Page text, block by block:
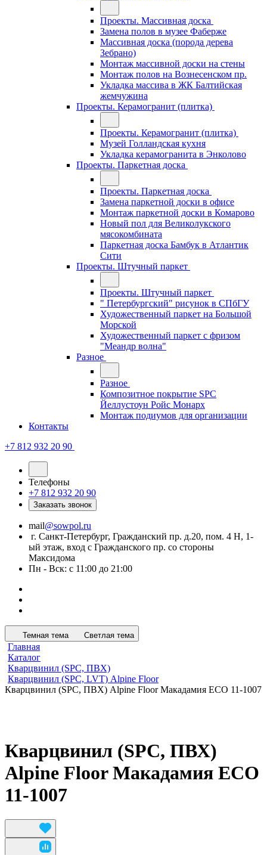
Проекты. Массивная доска
Замена полов в музее Фаберже
Массивная доска (порода дерева
Зебрано)
Монтаж массивной доски на стены
Монтаж полов на Вознесенском пр.
Укладка массива в ЖК Балтийская
жемчужина
Проекты. Керамогранит (плитка)
Проекты. Керамогранит (плитка)
Музей Голландская кухня
Укладка керамогранита в Энколово
Проекты. Паркетная доска
Проекты. Паркетная доска
Замена паркетной доски в офисе
Монтаж паркетной доски в Комарово
Новый пол для Великолукского
мясокомбината
Паркетная доска Бамбук в Атлантик
Сити
Проекты. Штучный паркет
Проекты. Штучный паркет
" Петербургский" рисунок в СПбГУ
Художественный паркет на Большой
Морской
Художественный паркет с фризом
"Меандр волна"
Разное
Разное
Композитное покрытие SPC
Йеллустоун Ройс Монарх
Монтаж подиумов для организации
Контакты
+7 812 932 20 90
Телефоны
+7 812 932 20 90
Заказать звонок
mail@sowpol.ru
г. Санкт-Петербург, Гражданский пр. д.20, пом. 4 Н, 1-
ый этаж, вход с Гражданского пр. со стороны
Максидома
Пн - Вск: с 11:00 до 21:00
Темная тема Светлая тема
Главная
Каталог
Кварцвинил (SPC, ПВХ)
Кварцвинил (SPC, LVT) Alpine Floor
Кварцвинил (SPC, ПВХ) Alpine Floor Макадамия ECO 11-1007
Кварцвинил (SPC, ПВХ)
Alpine Floor Макадамия ECO
11-1007